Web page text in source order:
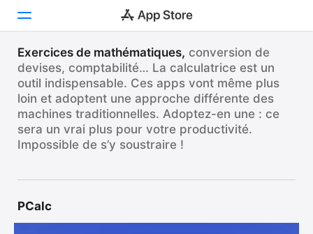
Découvrir
Arcade
Créer
Meilleures calculatrices
Voici des outils infiniment pratiques.
Exercices de mathématiques, conversion de
devises, comptabilité… La calculatrice est un
outil indispensable. Ces apps vont même plus
loin et adoptent une approche différente des
machines traditionnelles. Adoptez-en une : ce
sera un vrai plus pour votre productivité.
Impossible de s’y soustraire !
PCalc